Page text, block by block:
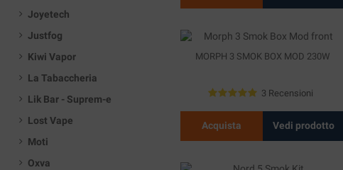
MORPH 3 SMOK BOX MOD 230W
3 Recensioni
Acquista Vedi prodotto
Joyetech
Justfog
Kiwi Vapor
La Tabaccheria
Lik Bar - Suprem-e
Lost Vape
Moti
Oxva